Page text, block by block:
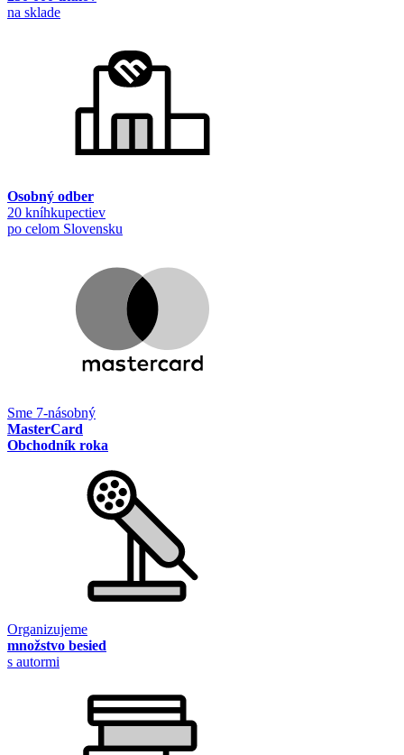
na sklade
Osobný odber
20 kníhkupectiev
po celom Slovensku
Sme 7-násobný
MasterCard
Obchodník roka
Organizujeme
množstvo besied
s autormi